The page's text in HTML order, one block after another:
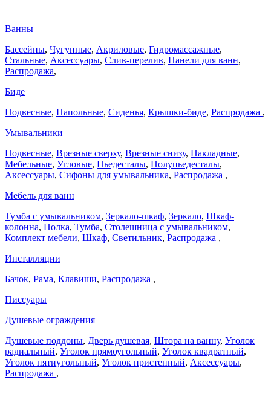
Ванны
Бассейны, Чугунные, Акриловые, Гидромассажные,
Стальные, Аксессуары, Слив-перелив, Панели для ванн,
Распродажа,
Биде
Подвесные, Напольные, Сиденья, Крышки-биде, Распродажа ,
Умывальники
Подвесные, Врезные сверху, Врезные снизу, Накладные,
Мебельные, Угловые, Пьедесталы, Полупьедесталы,
Аксессуары, Сифоны для умывальника, Распродажа ,
Мебель для ванн
Тумба с умывальником, Зеркало-шкаф, Зеркало, Шкаф-
колонна, Полка, Тумба, Столешница с умывальником,
Комплект мебели, Шкаф, Светильник, Распродажа ,
Инсталляции
Бачок, Рама, Клавиши, Распродажа ,
Писсуары
Душевые ограждения
Душевые поддоны, Дверь душевая, Штора на ванну, Уголок
радиальный, Уголок прямоугольный, Уголок квадратный,
Уголок пятиугольный, Уголок пристенный, Аксессуары,
Распродажа ,